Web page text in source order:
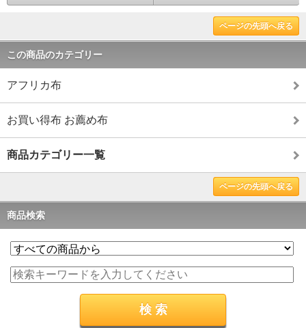
ページの先頭へ戻る
この商品のカテゴリー
アフリカ布
お買い得布 お薦め布
商品カテゴリー一覧
ページの先頭へ戻る
商品検索